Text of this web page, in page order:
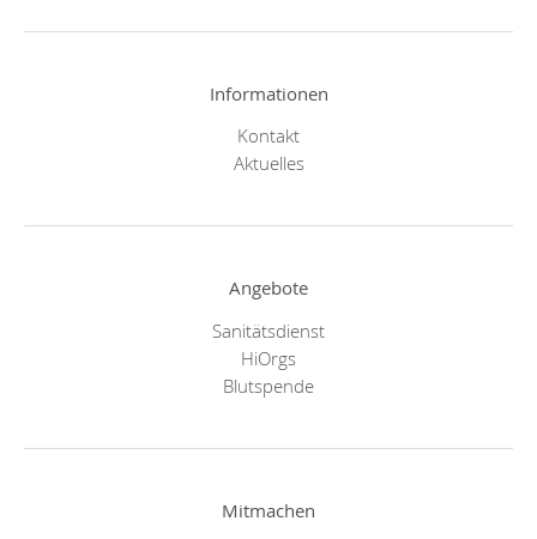
Informationen
Kontakt
Aktuelles
Angebote
Sanitätsdienst
HiOrgs
Blutspende
Mitmachen